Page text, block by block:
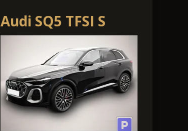
Audi SQ5 TFSI S
tronic